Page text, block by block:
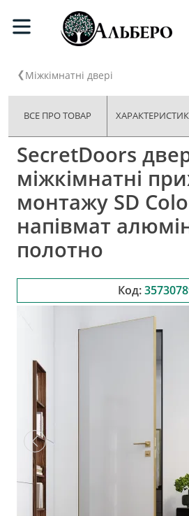
Міжкімнатні двері
ВСЕ ПРО ТОВАР
SecretDoors
міжкімнатні
монтажу SD
напівмат
полотно
Код: